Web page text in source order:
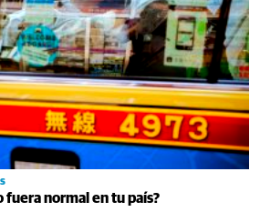
fuera normal en tu país?